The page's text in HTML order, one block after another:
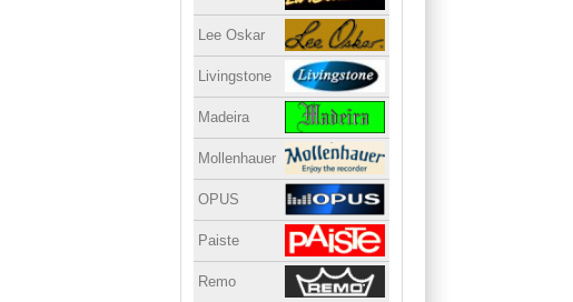
Lee Oskar
Livingstone
Madeira
Mollenhauer
OPUS
Paiste
Remo